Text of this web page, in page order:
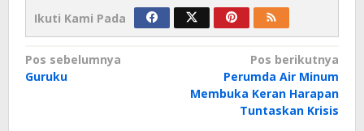
Ikuti Kami Pada
Navigasi
pos
Pos sebelumnya
Guruku
Pos berikutnya
Perumda Air Minum
Membuka Keran Harapan
Tuntaskan Krisis